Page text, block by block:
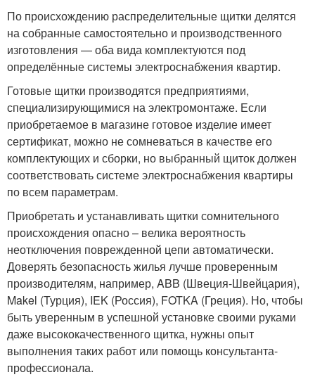
По происхождению распределительные щитки делятся
на собранные самостоятельно и производственного
изготовления — оба вида комплектуются под
определённые системы электроснабжения квартир.
Готовые щитки производятся предприятиями,
специализирующимися на электромонтаже. Если
приобретаемое в магазине готовое изделие имеет
сертификат, можно не сомневаться в качестве его
комплектующих и сборки, но выбранный щиток должен
соответствовать системе электроснабжения квартиры
по всем параметрам.
Приобретать и устанавливать щитки сомнительного
происхождения опасно – велика вероятность
неотключения поврежденной цепи автоматически.
Доверять безопасность жилья лучше проверенным
производителям, например, ABB (Швеция-Швейцария),
Makel (Турция), IEK (Россия), FOTKA (Греция). Но, чтобы
быть уверенным в успешной установке своими руками
даже высококачественного щитка, нужны опыт
выполнения таких работ или помощь консультанта-
профессионала.